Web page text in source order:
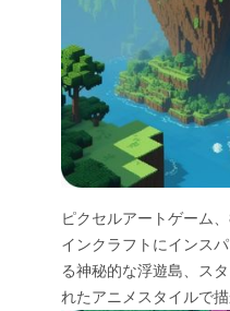
ピクセルアートゲーム
インクラフトにインス
る神秘的な浮遊島、ス
れたアニメスタイルで描